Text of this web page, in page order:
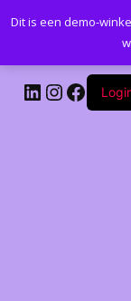
LinkedIn
Dit is een demo-